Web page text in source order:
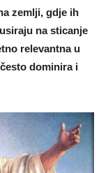
zemlji, gdje ih
na sticanje
relevantna u
dominira i